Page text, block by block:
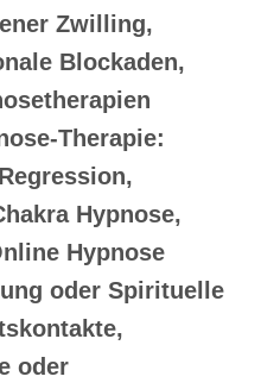
Zwilling,
Blockaden,
Therapie:
Hypnose,
Hypnose
oder Spirituelle
oder